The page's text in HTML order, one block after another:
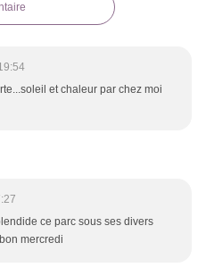
et chaleur par chez moi
ce parc sous ses divers
mercredi